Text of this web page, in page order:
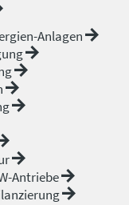
Anlagen
Antriebe